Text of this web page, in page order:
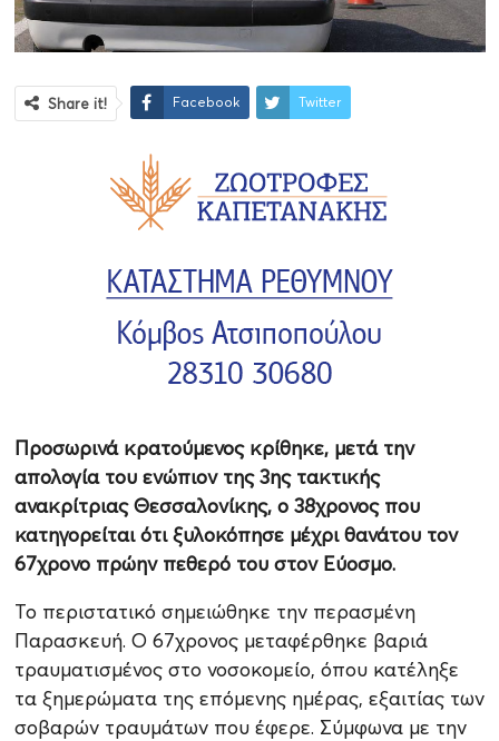
Share it! Facebook Twitter
Προσωρινά κρατούμενος κρίθηκε, μετά την
απολογία του ενώπιον της 3ης τακτικής
ανακρίτριας Θεσσαλονίκης, ο 38χρονος που
κατηγορείται ότι ξυλοκόπησε μέχρι θανάτου τον
67χρονο πρώην πεθερό του στον Εύοσμο.
Το περιστατικό σημειώθηκε την περασμένη
Παρασκευή. Ο 67χρονος μεταφέρθηκε βαριά
τραυματισμένος στο νοσοκομείο, όπου κατέληξε
τα ξημερώματα της επόμενης ημέρας, εξαιτίας των
σοβαρών τραυμάτων που έφερε. Σύμφωνα με την